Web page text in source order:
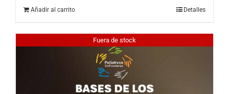
Añadir al carrito Detalles
Fuera de stock